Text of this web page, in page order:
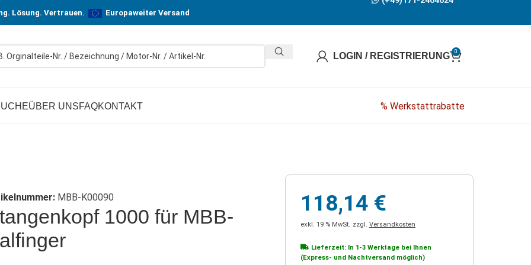
Lösung. Vertrauen. Europaweiter Versand
LOGIN / REGISTRIERUNG 0
ÜBER UNSFAQKONTAKT % Werkstattrabatte
MBB-K00090
1000 für MBB-
118,14 €
exkl. 19 % MwSt. zzgl. Versandkosten
Lieferzeit: In 1-3 Werktage bei Ihnen
(Express- und Nachtversand möglich)
Hersteller-Qualität, aber zu günstigen Preisen.